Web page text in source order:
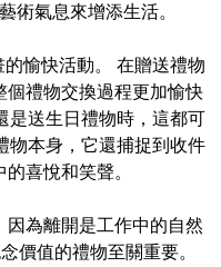
術氣息來增添生活。
愉快活動。 在贈送禮物
個禮物交換過程更加愉快
是送生日禮物時，這都可
物本身，它還捕捉到收件
喜悅和笑聲。
為離開是工作中的自然
價值的禮物至關重要。